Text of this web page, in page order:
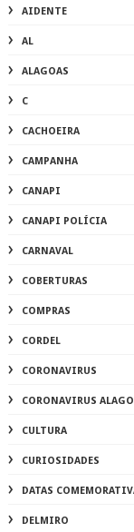
AIDENTE
AL
ALAGOAS
C
CACHOEIRA
CAMPANHA
CANAPI
CANAPI POLÍCIA
CARNAVAL
COBERTURAS
COMPRAS
CORDEL
CORONAVIRUS
CORONAVIRUS
CULTURA
CURIOSIDADES
DATAS
DELMIRO